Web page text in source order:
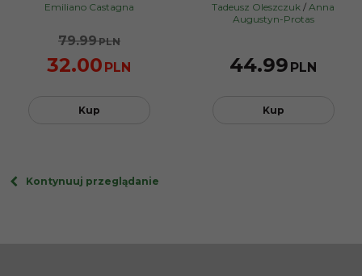
Emiliano Castagna
79.99PLN
32.00 PLN
Kup
Tadeusz Oleszczuk / Anna
Augustyn-Protas
44.99 PLN
Kup
Kontynuuj przeglądanie